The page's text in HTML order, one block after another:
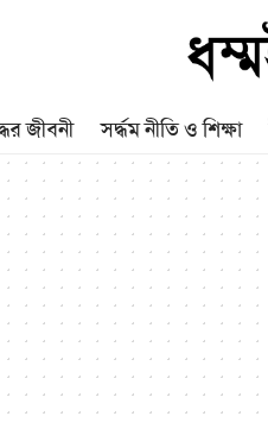
জীবনী সর্দ্ধম নীতি ও শিক্ষা